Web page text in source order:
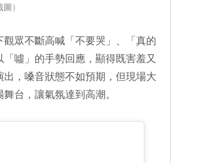
）
眾不斷高喊「不要哭」、「真的
噓」的手勢回應，顯得既害羞又
，嗓音狀態不如預期，但現場大
台，讓氣氛達到高潮。